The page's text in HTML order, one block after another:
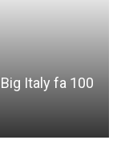
Italy fa 100